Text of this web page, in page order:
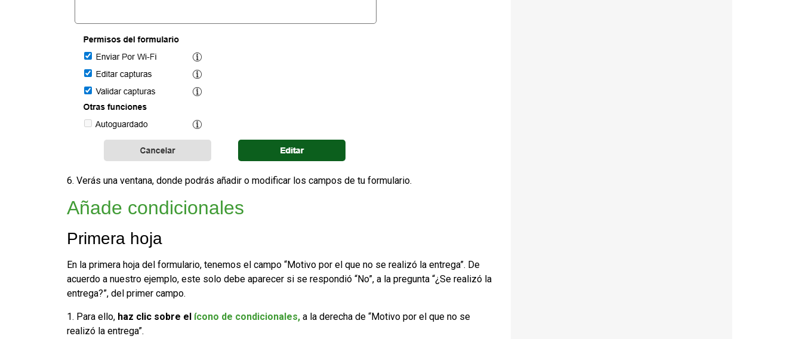
6. Verás una ventana, donde podrás añadir o modificar los campos de tu formulario.
Añade condicionales
Primera hoja
En la primera hoja del formulario, tenemos el campo “Motivo por el que no se realizó la entrega”. De
acuerdo a nuestro ejemplo, este solo debe aparecer si se respondió “No”, a la pregunta “¿Se realizó la
entrega?”, del primer campo.
1. Para ello, haz clic sobre el ícono de condicionales, a la derecha de “Motivo por el que no se
realizó la entrega”.